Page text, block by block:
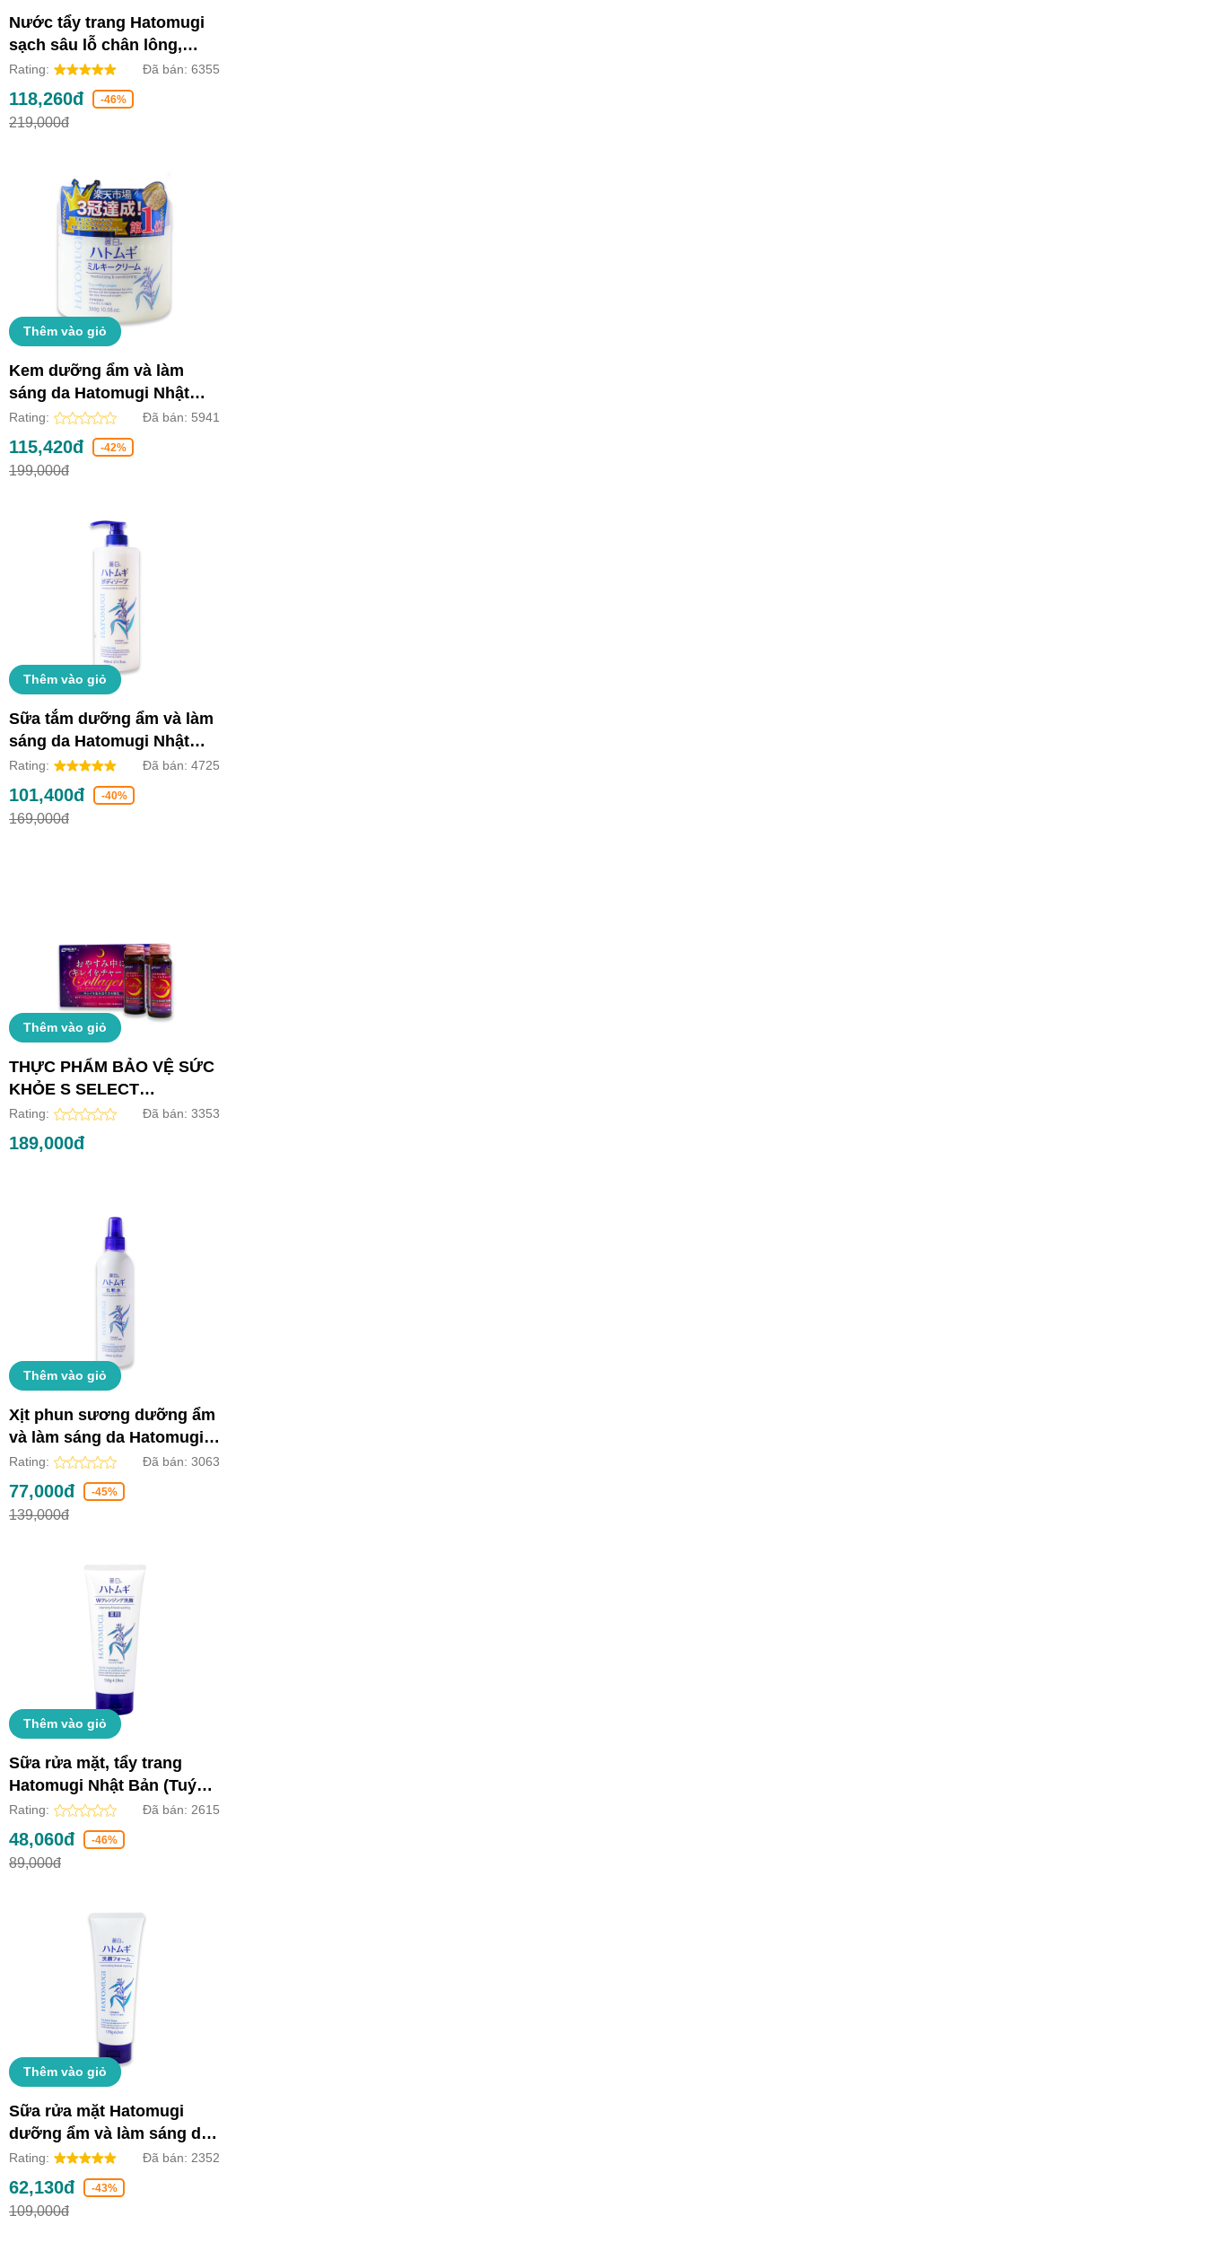
Nước tẩy trang Hatomugi
sạch sâu lỗ chân lông,
dưỡng ẩm và làm sáng da
(Chai 500ml)
Rating: Đã bán: 6355
118,260đ -46%
219,000đ
Thêm vào giỏ
Kem dưỡng ẩm và làm
sáng da Hatomugi Nhật
Bản (Lọ 300g)
Rating: Đã bán: 5941
115,420đ -42%
199,000đ
Thêm vào giỏ
Sữa tắm dưỡng ẩm và làm
sáng da Hatomugi Nhật
Bản (Chai 800ml)
Rating: Đã bán: 4725
101,400đ -40%
169,000đ
Thêm vào giỏ
THỰC PHẨM BẢO VỆ SỨC
KHỎE S SELECT
COLLAGEN DRINK (HỘP
10 LỌ)
Rating: Đã bán: 3353
189,000đ
Thêm vào giỏ
Xịt phun sương dưỡng ẩm
và làm sáng da Hatomugi
Nhật Bản (Chai 250ml)
Rating: Đã bán: 3063
77,000đ -45%
139,000đ
Thêm vào giỏ
Sữa rửa mặt, tẩy trang
Hatomugi Nhật Bản (Tuýp
130g)
Rating: Đã bán: 2615
48,060đ -46%
89,000đ
Thêm vào giỏ
Sữa rửa mặt Hatomugi
dưỡng ẩm và làm sáng da
(Tuýp 170g)
Rating: Đã bán: 2352
62,130đ -43%
109,000đ